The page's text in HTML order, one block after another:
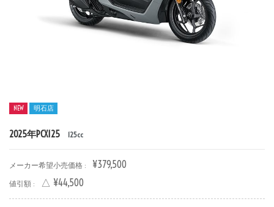
NEW 明石店
2025年PCX125 125cc
メーカー希望小売価格 : ¥379,500
値引額 : △ ¥44,500
タイプ